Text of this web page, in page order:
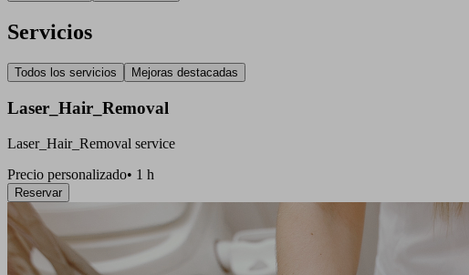
Servicios
Todos los servicios Mejoras destacadas
Laser_Hair_Removal
Laser_Hair_Removal service
Precio personalizado• 1 h
Reservar